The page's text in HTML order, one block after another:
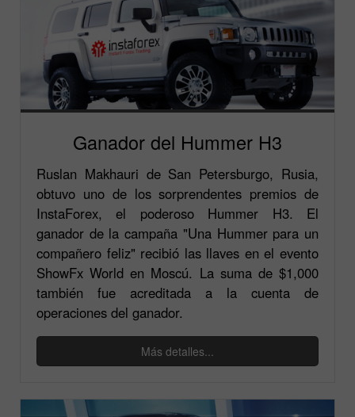
Ganador del Hummer H3
Ruslan Makhauri de San Petersburgo, Rusia,
obtuvo uno de los sorprendentes premios de
InstaForex, el poderoso Hummer H3. El
ganador de la campaña "Una Hummer para un
compañero feliz" recibió las llaves en el evento
ShowFx World en Moscú. La suma de $1,000
también fue acreditada a la cuenta de
operaciones del ganador.
Más detalles...